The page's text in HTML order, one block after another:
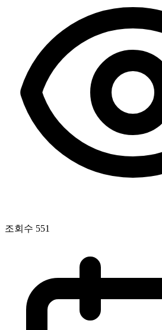
조회수 551